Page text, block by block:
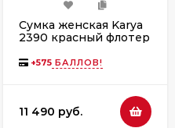
Сумка женская Karya
2390 красный флотер
+575 БАЛЛОВ!
11 490 руб.